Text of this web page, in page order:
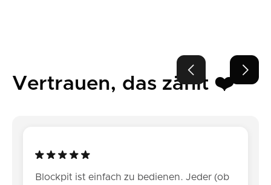
Vertrauen, das zählt ❤️
Blockpit ist einfach zu bedienen. Jeder (ob
 